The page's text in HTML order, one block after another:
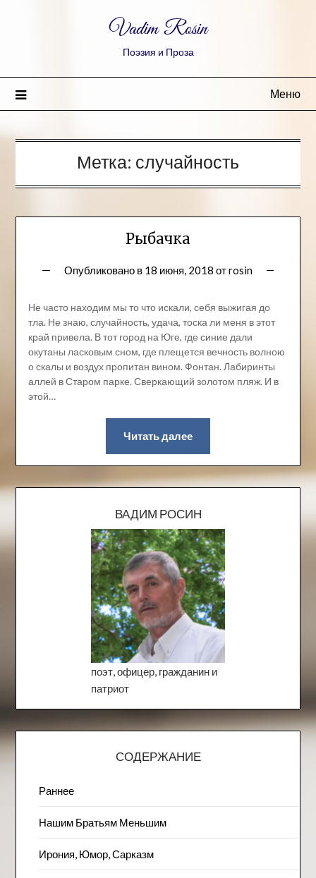
Vadim Rosin
Поэзия и Проза
Меню
Метка: случайность
Рыбачка
Опубликовано в 18 июня, 2018 отrosin
Не часто находим мы то что искали, себя выжигая до
тла. Не знаю, случайность, удача, тоска ли меня в этот
край привела. В тот город на Юге, где синие дали
окутаны ласковым сном, где плещется вечность волною
о скалы и воздух пропитан вином. Фонтан. Лабиринты
аллей в Старом парке. Сверкающий золотом пляж. И в
этой…
Читать далее
ВАДИМ РОСИН
поэт, офицер, гражданин и
патриот
СОДЕРЖАНИЕ
Раннее
Нашим Братьям Меньшим
Ирония, Юмор, Сарказм